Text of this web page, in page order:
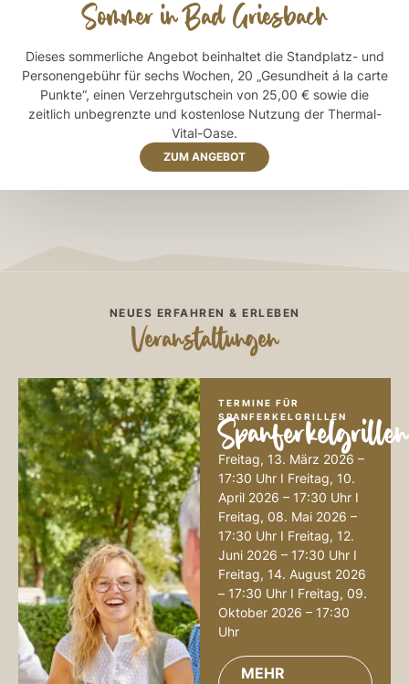
Sommer in Bad Griesbach
Dieses sommerliche Angebot beinhaltet die Standplatz- und
Personengebühr für sechs Wochen, 20 „Gesundheit á la carte
Punkte“, einen Verzehrgutschein von 25,00 € sowie die
zeitlich unbegrenzte und kostenlose Nutzung der Thermal-
Vital-Oase.
ZUM ANGEBOT
NEUES ERFAHREN & ERLEBEN
Veranstaltungen
TERMINE FÜR
SPANFERKELGRILLEN
Spanferkelgrillen
Freitag, 13. März 2026 –
17:30 Uhr I Freitag, 10.
April 2026 – 17:30 Uhr I
Freitag, 08. Mai 2026 –
17:30 Uhr I Freitag, 12.
Juni 2026 – 17:30 Uhr I
Freitag, 14. August 2026
– 17:30 Uhr I Freitag, 09.
Oktober 2026 – 17:30
Uhr
MEHR